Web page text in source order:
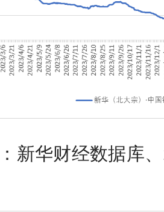
新华财经数据库